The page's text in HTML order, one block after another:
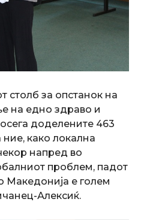
столб за опстанок на
на едно здраво и
доделените 463
како локална
напред во
проблем, падот
Македонија е голем
Алексиќ.